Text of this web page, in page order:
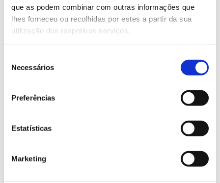
que as podem combinar com outras informações que
lhes forneceu ou recolhidas por estes a partir da sua
utilização dos respetivos serviços.
Necessários
Preferências
Estatísticas
Marketing
13.07.2026
Genoma do priolo e de outras espécies em risco:
02.07.2026
Registar galhas de Trichi em acácia-das-espigas:
cidadãos chamados a ajudar